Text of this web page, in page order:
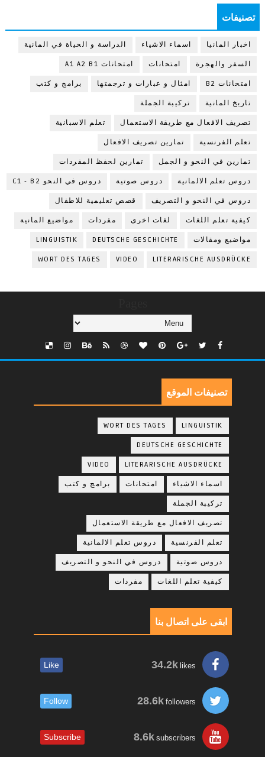
تصنيفات
اخبار المانيا اسماء الاشياء الدراسة و الحياة في المانية
السفر والهجرة امتحانات امتحانات A1 A2 B1
امتحانات B2 امثال و عبارات و ترجمتها برامج و كتب
تاريخ المانية تركيبة الجملة
تصريف الافعال مع طريقة الاستعمال تعلم الاسبانية
تعلم الفرنسية تمارين تصريف الافعال
تمارين في النحو و الجمل تمارين لحفظ المفردات
دروس تعلم الالمانية دروس صوتية دروس في النحو C1 - B2
دروس في النحو و التصريف قصص تعليمية للاطفال
كيفية تعلم اللغات لغات اخرى مفردات مواضيع المانية
مواضيع ومقالات DEUTSCHE GESCHICHTE
LINGUISTIK
LITERARISCHE AUSDRÜCKE
VIDEO
WORT DES TAGES
تصنيفات الموقع
LINGUISTIK
WORT DES TAGES
DEUTSCHE GESCHICHTE
LITERARISCHE AUSDRÜCKE
VIDEO
اسماء الاشياء امتحانات برامج و كتب
تركيبة الجملة
تصريف الافعال مع طريقة الاستعمال
تعلم الفرنسية دروس تعلم الالمانية
دروس صوتية دروس في النحو و التصريف
كيفية تعلم اللغات مفردات
ابقى على اتصال بنا
34.2klikes
Like
28.6kfollowers
Follow
8.6ksubscribers
Subscribe